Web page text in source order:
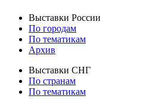
Выставки России
По городам
По тематикам
Архив
Выставки СНГ
По странам
По тематикам